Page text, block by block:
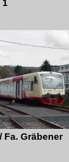
1
Fa. Gräbener